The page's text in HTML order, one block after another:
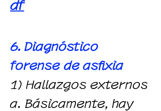
df
6. Diagnóstico
forense de asfixia
1) Hallazgos externos
a. Básicamente, hay